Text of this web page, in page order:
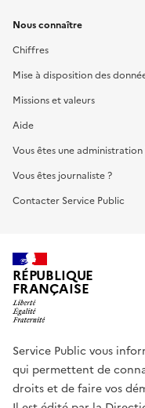
Nous connaître
Chiffres
Mise à disposition des
Missions et valeurs
Aide
Vous êtes une administration
Vous êtes journaliste ?
Contacter Service Public
RÉPUBLIQUE
FRANÇAISE
Service Public vous
qui permettent de
droits et de faire vos